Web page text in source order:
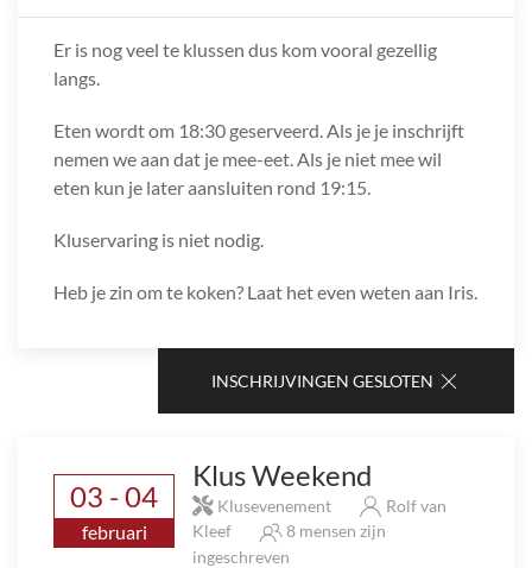
Er is nog veel te klussen dus kom vooral gezellig
langs.
Eten wordt om 18:30 geserveerd. Als je je inschrijft
nemen we aan dat je mee-eet. Als je niet mee wil
eten kun je later aansluiten rond 19:15.
Kluservaring is niet nodig.
Heb je zin om te koken? Laat het even weten aan Iris.
INSCHRIJVINGEN GESLOTEN
03 - 04
februari
Klus Weekend
Klusevenement
Rolf van
Kleef
8 mensen zijn
ingeschreven